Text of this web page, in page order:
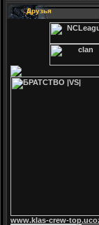
Друзья
www.klas-crew-